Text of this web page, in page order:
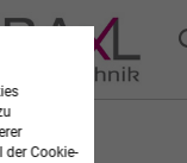
der Cookie-